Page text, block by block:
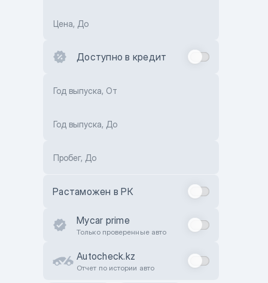
Цена, До
Доступно в кредит
Год выпуска, От
Год выпуска, До
Пробег, До
Растаможен в РК
Mycar prime
Только проверенные авто
Autocheck.kz
Отчет по истории авто